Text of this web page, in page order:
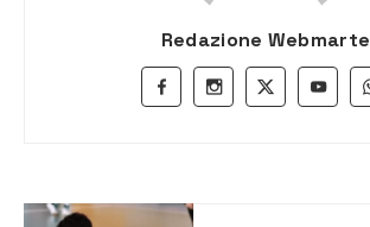
Redazione Webmarte